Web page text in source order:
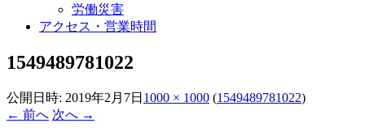
労働災害
アクセス・営業時間
1549489781022
公開日時: 2019年2月7日 1000 × 1000 (1549489781022)
← 前へ 次へ →